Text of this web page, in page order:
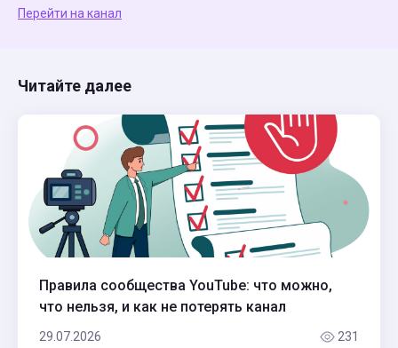
Перейти на канал
Читайте далее
Правила сообщества YouTube: что можно,
что нельзя, и как не потерять канал
29.07.2026 231